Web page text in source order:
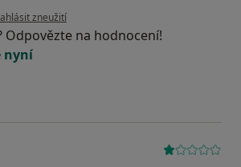
názoru uživatele Váš účet byl odstraněn
zneužití
Odpovězte na hodnocení!
nyní